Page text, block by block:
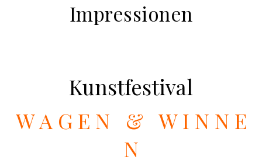
Impressionen
Kunstfestival
W A G E N & W I N N E
N